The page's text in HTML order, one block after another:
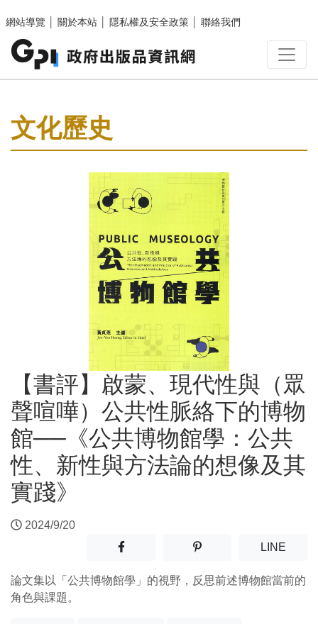
網站導覽
關於本站 隱私權及安全政策 聯絡我們
:::
文化歷史
【書評】啟蒙、現代性與（眾
聲喧嘩）公共性脈絡下的博物
館──《公共博物館學：公共
性、新性與方法論的想像及其
實踐》
2024/9/20
分享至facebook(另開新視窗)
分享至噗浪(另開新視窗)
LINE(另開
論文集以「公共博物館學」的視野，反思前述博物館當前的
角色與課題。